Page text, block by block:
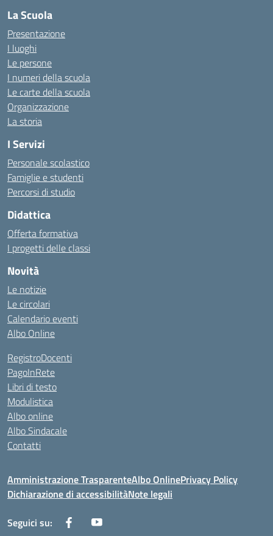
La Scuola
Presentazione
I luoghi
Le persone
I numeri della scuola
Le carte della scuola
Organizzazione
La storia
I Servizi
Personale scolastico
Famiglie e studenti
Percorsi di studio
Didattica
Offerta formativa
I progetti delle classi
Novità
Le notizie
Le circolari
Calendario eventi
Albo Online
RegistroDocenti
PagoInRete
Libri di testo
Modulistica
Albo online
Albo Sindacale
Contatti
Amministrazione TrasparenteAlbo OnlinePrivacy Policy
Dichiarazione di accessibilitàNote legali
Seguici su: